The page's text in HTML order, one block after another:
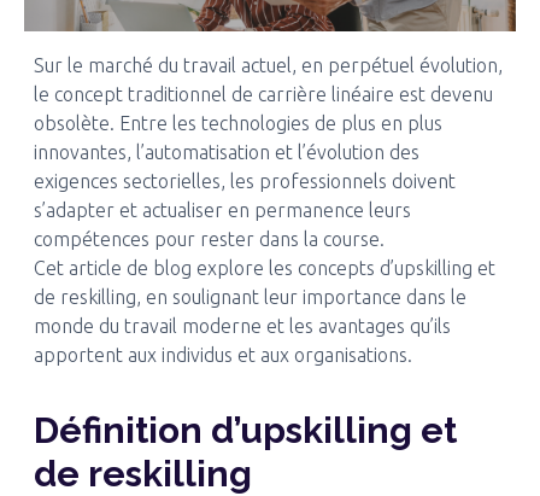
Sur le marché du travail actuel, en perpétuel évolution,
le concept traditionnel de carrière linéaire est devenu
obsolète. Entre les technologies de plus en plus
innovantes, l’automatisation et l’évolution des
exigences sectorielles, les professionnels doivent
s’adapter et actualiser en permanence leurs
compétences pour rester dans la course.
Cet article de blog explore les concepts d’upskilling et
de reskilling, en soulignant leur importance dans le
monde du travail moderne et les avantages qu’ils
apportent aux individus et aux organisations.
Définition d’upskilling et
de reskilling